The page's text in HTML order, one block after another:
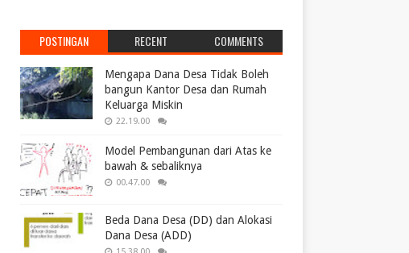
POSTINGAN
POPULER
RECENT COMMENTS
Mengapa Dana Desa Tidak Boleh
bangun Kantor Desa dan Rumah
Keluarga Miskin
22.19.00
Model Pembangunan dari Atas ke
bawah & sebaliknya
00.47.00
Beda Dana Desa (DD) dan Alokasi
Dana Desa (ADD)